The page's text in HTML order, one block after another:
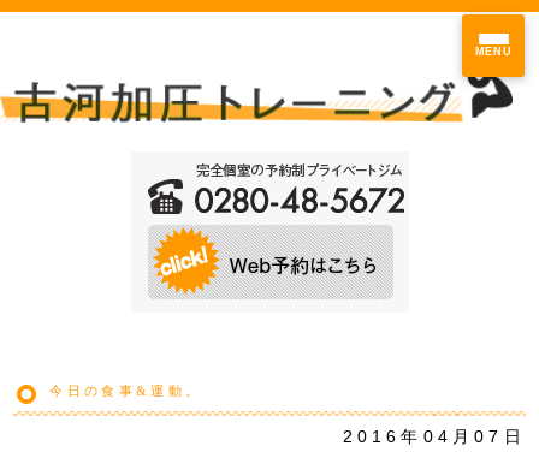
MENU
今日の食事&運動。
2016年04月07日